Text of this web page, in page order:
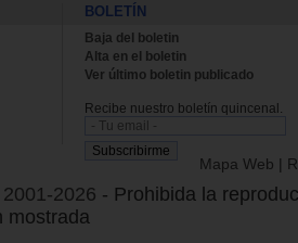
BOLETÍN
Baja del boletin
Alta en el boletin
Ver último boletin publicado
Recibe nuestro boletín quincenal.
Mapa Web |
2026 - Prohibida la
mostrada